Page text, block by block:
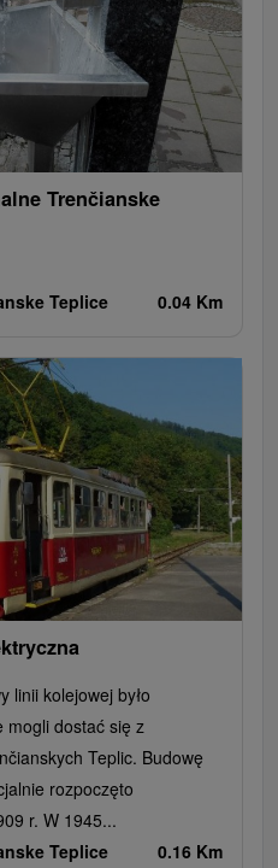
Teatry
Jazda konna
Chaty górskie
Miejsca sakralne
Ośrodek narciarski
Amfiteatry i kina w przyrodzie
Trenčianske
Teplice 0.04 Km
linii kolejowej było
mogli dostać się z
Teplic. Budowę
rozpoczęto
r. W 1945...
Teplice 0.16 Km